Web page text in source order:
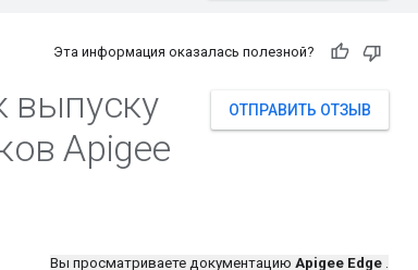
Эта информация оказалась полезной?
ОТПРАВИТЬ ОТЗЫВ
выпуску
Apigee
Вы просматриваете документацию Apigee Edge .